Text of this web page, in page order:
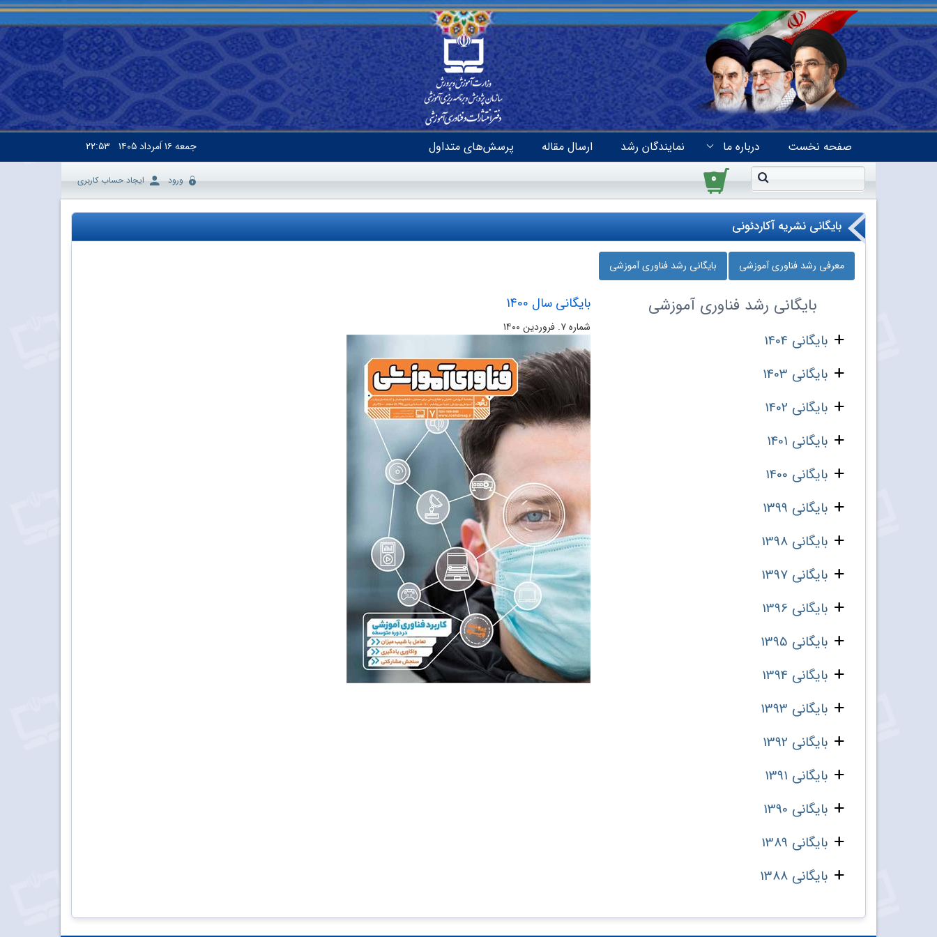
صفحه نخست درباره ما نمایندگان رشد ارسال مقاله پرسش‌های متداول جمعه۱۶ اَمرداد ۱۴۰۵ ۲۲:۵۳
۰ ورود ایجاد حساب کاربری
بایگانی نشریه آکاردئونی
معرفی رشد فناوری آموزشی بایگانی رشد فناوری آموزشی
بایگانی رشد فناوری آموزشی
بایگانی 1404
بایگانی 1403
بایگانی 1402
بایگانی 1401
بایگانی 1400
بایگانی 1399
بایگانی 1398
بایگانی 1397
بایگانی 1396
بایگانی 1395
بایگانی 1394
بایگانی 1393
بایگانی 1392
بایگانی 1391
بایگانی 1390
بایگانی 1389
بایگانی 1388
بایگانی سال 1400
شماره ۷. فروردین ۱۴۰۰